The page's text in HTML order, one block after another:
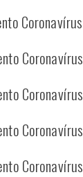
Coronavírus
Coronavírus
Coronavírus
Coronavírus
Coronavírus